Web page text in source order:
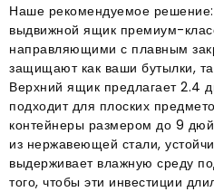
Наше рекомендуемое
выдвижной ящик премиум-
направляющими с плавным
защищают как ваши бутылки,
Верхний ящик предлагает 2.4
подходит для плоских
контейнеры размером до 9
из нержавеющей стали,
выдерживает влажную среду
того, чтобы эти инвестиции